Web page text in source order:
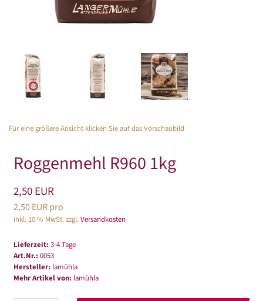
Für eine größere Ansicht klicken Sie auf das Vorschaubild
Roggenmehl R960 1kg
2,50 EUR
2,50 EUR pro
inkl. 10 % MwSt. zzgl.Versandkosten
Lieferzeit: 3-4 Tage
Art.Nr.: 0053
Hersteller: lamühla
Mehr Artikel von: lamühla